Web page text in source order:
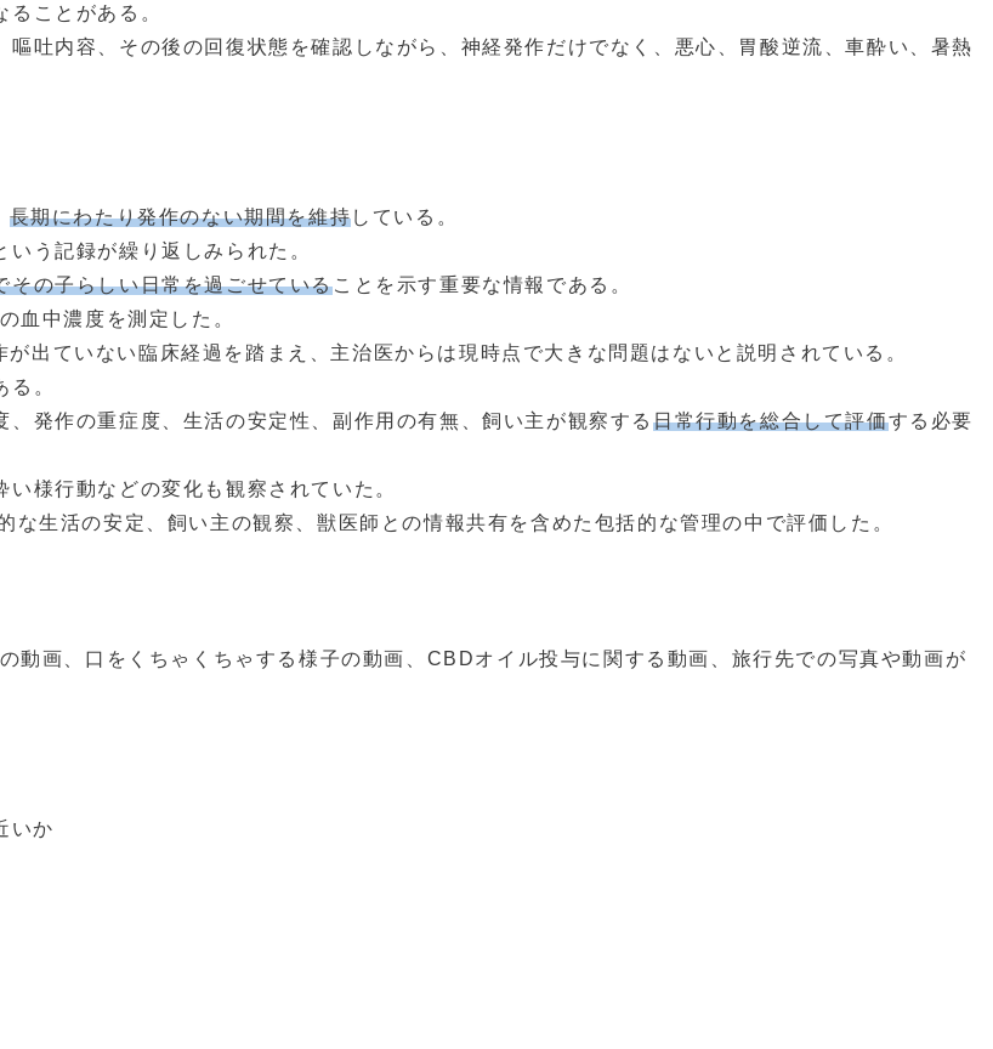
ことがある。
吐内容、その後の回復状態を確認しながら、神経発作だけでなく、悪心、胃酸逆流、車酔い、暑熱
長期にわたり発作のない期間を維持している。
う記録が繰り返しみられた。
その子らしい日常を過ごせていることを示す重要な情報である。
血中濃度を測定した。
出ていない臨床経過を踏まえ、主治医からは現時点で大きな問題はないと説明されている。
。
発作の重症度、生活の安定性、副作用の有無、飼い主が観察する 日常行動を総合して評価する必要
様行動などの変化も観察されていた。
生活の安定、飼い主の観察、獣医師との情報共有を含めた包括的な管理の中で評価した。
動画、口をくちゃくちゃする様子の動画、CBDオイル投与に関する動画、旅行先での写真や動画が
いか